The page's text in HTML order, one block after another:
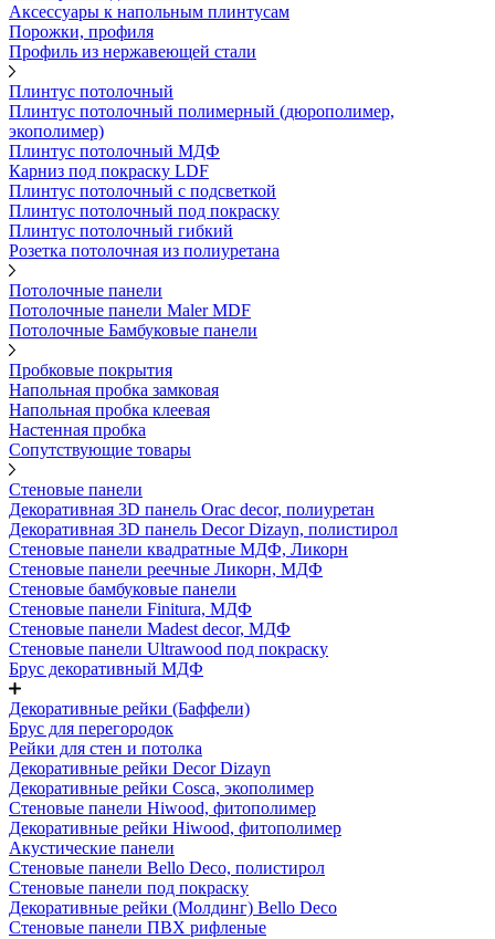
Аксессуары к напольным плинтусам
Порожки, профиля
Профиль из нержавеющей стали
Плинтус потолочный
Плинтус потолочный полимерный (дюрополимер,
экополимер)
Плинтус потолочный МДФ
Карниз под покраску LDF
Плинтус потолочный с подсветкой
Плинтус потолочный под покраску
Плинтус потолочный гибкий
Розетка потолочная из полиуретана
Потолочные панели
Потолочные панели Maler MDF
Потолочные Бамбуковые панели
Пробковые покрытия
Напольная пробка замковая
Напольная пробка клеевая
Настенная пробка
Сопутствующие товары
Стеновые панели
Декоративная 3D панель Orac decor, полиуретан
Декоративная 3D панель Decor Dizayn, полистирол
Стеновые панели квадратные МДФ, Ликорн
Стеновые панели реечные Ликорн, МДФ
Стеновые бамбуковые панели
Стеновые панели Finitura, МДФ
Стеновые панели Madest decor, МДФ
Стеновые панели Ultrawood под покраску
Брус декоративный МДФ
Декоративные рейки (Баффели)
Брус для перегородок
Рейки для стен и потолка
Декоративные рейки Decor Dizayn
Декоративные рейки Cosca, экополимер
Стеновые панели Hiwood, фитополимер
Декоративные рейки Hiwood, фитополимер
Акустические панели
Стеновые панели Bello Deco, полистирол
Стеновые панели под покраску
Декоративные рейки (Молдинг) Bello Deco
Стеновые панели ПВХ рифленые